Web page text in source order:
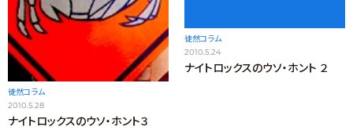
徒然コラム
2010.5.28
ナイトロックスのウソ・ホント３
徒然コラム
2010.5.24
ナイトロックスのウソ・ホント ２